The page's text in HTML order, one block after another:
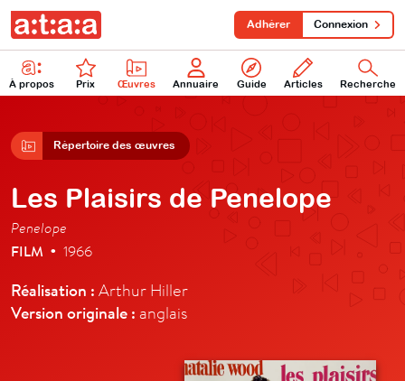
À propos Prix Œuvres Annuaire Guide Articles Recherche
Adhérer Connexion
Répertoire des œuvres
Les Plaisirs de Penelope
Penelope
FILM • 1966
Réalisation : Arthur Hiller
Version originale : anglais